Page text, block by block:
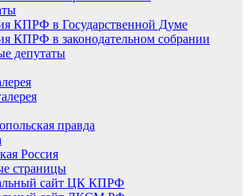
КПРФ в Государственной Думе
КПРФ в законодательном собрании
депутаты
правда
Россия
страницы
сайт ЦК КПРФ